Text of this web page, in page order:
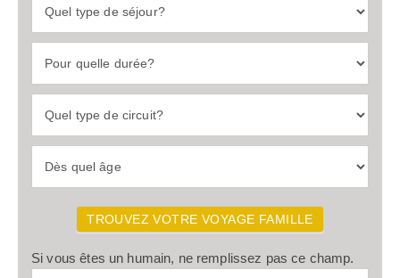
francaise
Choix
sejour
Duree
TROUVEZ VOTRE VOYAGE FAMILLE
Si vous êtes un humain, ne remplissez pas ce champ.